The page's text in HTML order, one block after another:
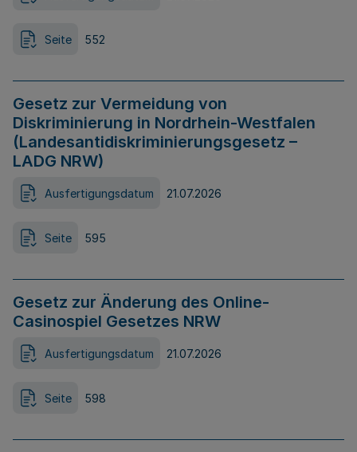
Seite 552
Gesetz zur Vermeidung von
Diskriminierung in Nordrhein-Westfalen
(Landesantidiskriminierungsgesetz –
LADG NRW)
Ausfertigungsdatum 21.07.2026
Seite 595
Gesetz zur Änderung des Online-
Casinospiel Gesetzes NRW
Ausfertigungsdatum 21.07.2026
Seite 598